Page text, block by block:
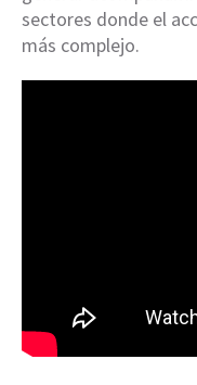
sectores donde el
más complejo.